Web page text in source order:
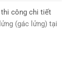
thi công chi tiết
(gác lửng) tại